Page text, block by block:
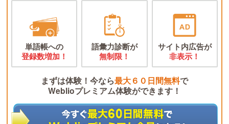
単語帳への
登録数増加！
語彙力診断が
無制限！
サイト内広告が
非表示！
まずは体験！今なら最大６０日間無料で
Weblioプレミアム体験ができます！